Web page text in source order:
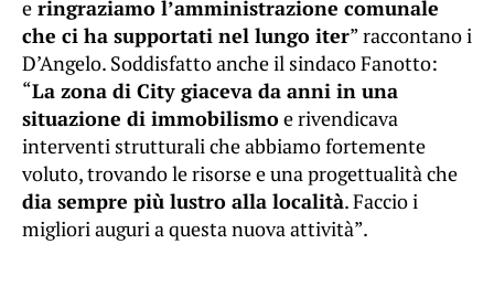
e ringraziamo l’amministrazione comunale
che ci ha supportati nel lungo iter” raccontano i
D’Angelo. Soddisfatto anche il sindaco Fanotto:
“La zona di City giaceva da anni in una
situazione di immobilismoe rivendicava
interventi strutturali che abbiamo fortemente
voluto, trovando le risorse e una progettualità che
dia sempre più lustro alla località. Faccio i
migliori auguri a questa nuova attività”.